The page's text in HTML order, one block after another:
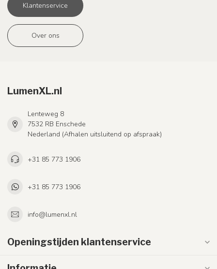
Klantenservice
Over ons
LumenXL.nl
Lenteweg 8
7532 RB Enschede
Nederland (Afhalen uitsluitend op afspraak)
+31 85 773 1906
+31 85 773 1906
info@lumenxl.nl
Openingstijden klantenservice